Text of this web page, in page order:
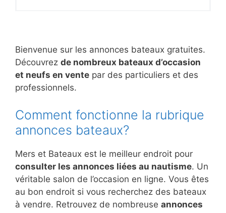
Bienvenue sur les annonces bateaux gratuites.
Découvrez de nombreux bateaux d’occasion
et neufs en vente par des particuliers et des
professionnels.
Comment fonctionne la rubrique
annonces bateaux?
Mers et Bateaux est le meilleur endroit pour
consulter les annonces liées au nautisme. Un
véritable salon de l’occasion en ligne. Vous êtes
au bon endroit si vous recherchez des bateaux
à vendre. Retrouvez de nombreuse annonces